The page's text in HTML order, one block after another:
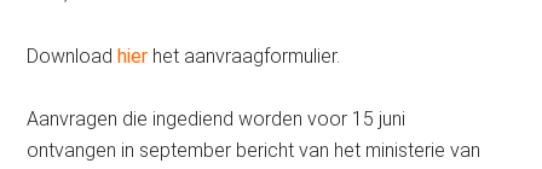
Downloadhier het aanvraagformulier.
Aanvragen die ingediend worden voor 15 juni
ontvangen in september bericht van het ministerie van